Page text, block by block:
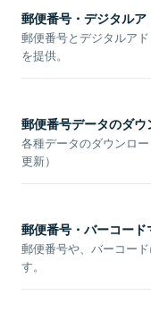
郵便番号・デジタルア
郵便番号とデジタルア
を提供。
郵便番号データのダウ
各種データのダウンロ
更新）
郵便番号・バーコード
郵便番号や、バーコー
す。